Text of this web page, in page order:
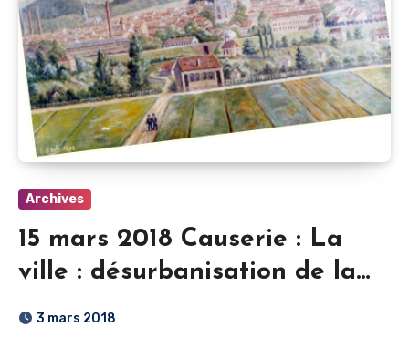
Archives
15 mars 2018 Causerie : La
ville : désurbanisation de la
cité et urbanisation des
3 mars 2018